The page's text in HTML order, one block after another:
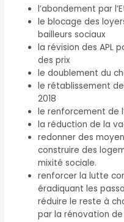
l’abondement par
le blocage des
bailleurs sociaux
la révision des APL
des prix
le doublement du
le rétablissement de
2018
le renforcement de
la réduction de la
redonner des
construire des
mixité sociale.
renforcer la lutte
éradiquant les
réduire le reste à
par la rénovation